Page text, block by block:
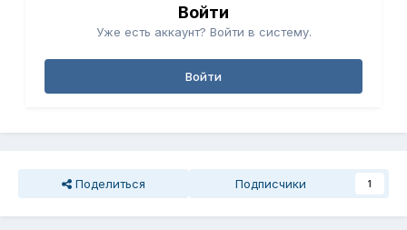
Войти
Уже есть аккаунт? Войти в систему.
Войти
Поделиться Подписчики 1